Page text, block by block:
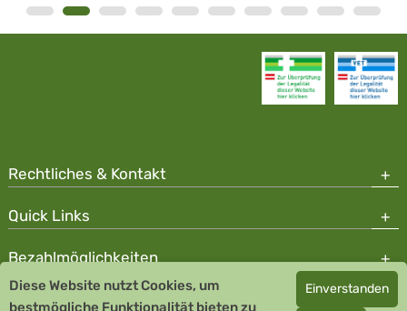
Rechtliches & Kontakt
Quick Links
Bezahlmöglichkeiten
Copyright © 2026 Team Santé Salvator Apotheke - GDP zertifiziert
Diese Website nutzt Cookies, um
bestmögliche Funktionalität bieten zu
Einverstanden